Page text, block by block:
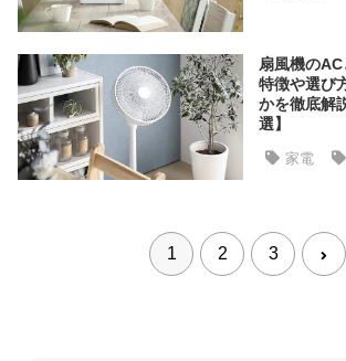
テ
ゴ
リ
か
ら
探
扇風機のAC
特徴や選び
かを徹底解
選】
家電
1 2 3